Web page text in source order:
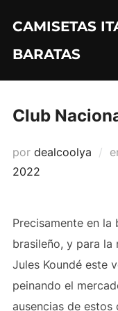
contenido
CAMISETAS
BARATAS
Club
por dealcoolya
2022
Precisamente en
brasileño, y para la
Jules Koundé este
peinando el
ausencias de